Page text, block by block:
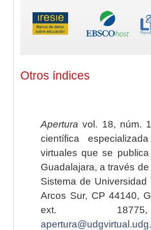
Otros índices
Apertura vol. 18, núm.
científica
virtuales que se
Guadalajara, a través
Sistema de
Arcos Sur, CP 44140,
ext.